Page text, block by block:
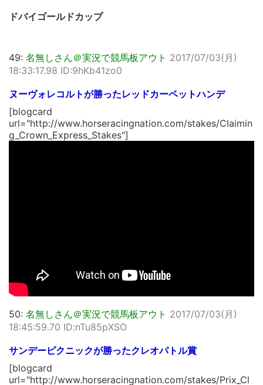
ドバイゴールドカップ
49: 名無しさん＠実況で競馬板アウト 2017/07/03(月)
18:33:17.98 ID:9hKb41zo0
ヌーヴォレコルトが勝ったレッドカーペットハンデ
[blogcard
url="http://www.horseracingnation.com/stakes/Claimin
g_Crown_Express_Stakes"]
50: 名無しさん＠実況で競馬板アウト 2017/07/03(月)
18:45:59.70 ID:nTu85pXSO
サンデーピクニックが勝ったクレオパトル賞
[blogcard
url="http://www.horseracingnation.com/stakes/Prix_Cl